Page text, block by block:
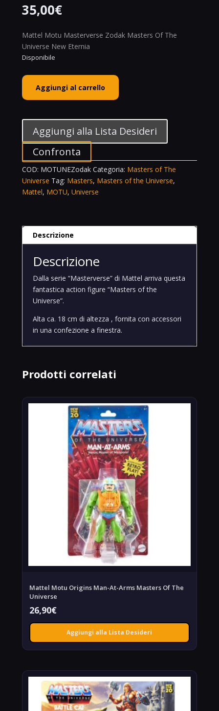
35,00€
Mattel Motu Masterverse Zodak Masters Of The
Universe New Eternia
Disponibile
Mattel
Motu
Masterverse
The
Universe
New
Eternia
quantità
Aggiungi al carrello
Aggiungi alla Lista Desideri
Confronta
COD: MOTUNEZodak Categoria: Masters of The
Universe Tag: Masters, Masters of the Universe,
Mattel, MOTU, Universe
Descrizione
Descrizione
Dalla serie “Masterverse” di Mattel arriva questa
fantastica action figure “Masters of the
Universe”.
Alta ca. 18 cm di altezza , fornita con accessori
in una confezione a finestra.
Prodotti correlati
Mattel Motu Origins Man-At-Arms Masters Of The
Universe
26,90€
Aggiungi alla Lista Desideri